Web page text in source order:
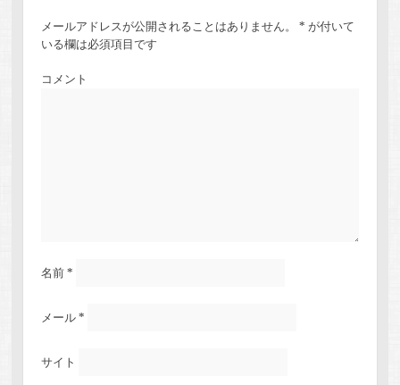
メールアドレスが公開されることはありません。 * が付いて
いる欄は必須項目です
コメント
名前 *
メール *
サイト